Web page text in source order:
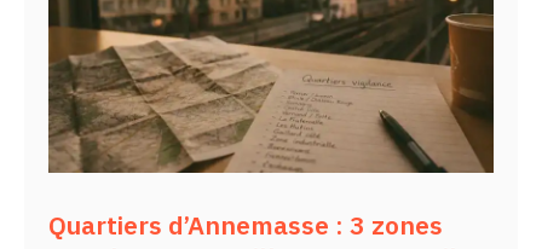
Quartiers d’Annemasse : 3 zones